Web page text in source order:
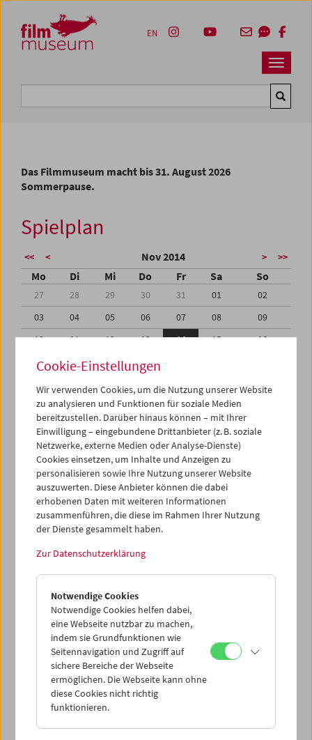
Zum Inhalt
Zum Hauptmenü
Zur Servicenavigation
Zum Suche
Navbar
EN
Das Filmmuseum macht bis 31. August 2026
Sommerpause.
Spielplan
<< < Nov 2014 > >>
Mo Di Mi Do Fr Sa So
27 28 29 30 31 01
02
03
04 05 06 07 08
09
10
11 12 13 14 15
16
17
18 19 20
24
26 28
30
01
02 03 04 05 06
iCalender
Programmheft-PDF
English language or subtitles
< Vorherige Woche
Mo 10.11.
Di 11.11.
Mi 12.11.
Do 13.11.
Cookie-Einstellungen
Wir verwenden Cookies, um die Nutzung unserer Website
zu analysieren und Funktionen für soziale Medien
bereitzustellen. Darüber hinaus können – mit Ihrer
Einwilligung – eingebundene Drittanbieter (z. B. soziale
Netzwerke, externe Medien oder Analyse-Dienste)
Cookies einsetzen, um Inhalte und Anzeigen zu
personalisieren sowie Ihre Nutzung unserer Website
auszuwerten. Diese Anbieter können die dabei
erhobenen Daten mit weiteren Informationen
zusammenführen, die diese im Rahmen Ihrer Nutzung
der Dienste gesammelt haben.
Zur Datenschutzerklärung
Notwendige Cookies
Notwendige Cookies helfen dabei,
eine Webseite nutzbar zu machen,
indem sie Grundfunktionen wie
Seitennavigation und Zugriff auf
sichere Bereiche der Webseite
ermöglichen. Die Webseite kann ohne
diese Cookies nicht richtig
funktionieren.